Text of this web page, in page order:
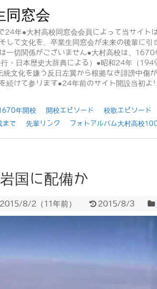
同窓会
年●大村高校同窓会会員によって当サイト
して文化を、卒業生同窓会が未来の後輩に
一切関係がございません●大村高校は、
・日本歴史大辞典による）●昭和24年（
文化を嫌う反日左翼から根拠なき誹謗中傷
続けて参ります●24年前のサイト開設当初よ
年開校 開校エピソード 校歌エピソード
まで 先輩リンク フォトアルバム大村高校
国に配備か
2015/8/2 （11年前） 2015/8/3